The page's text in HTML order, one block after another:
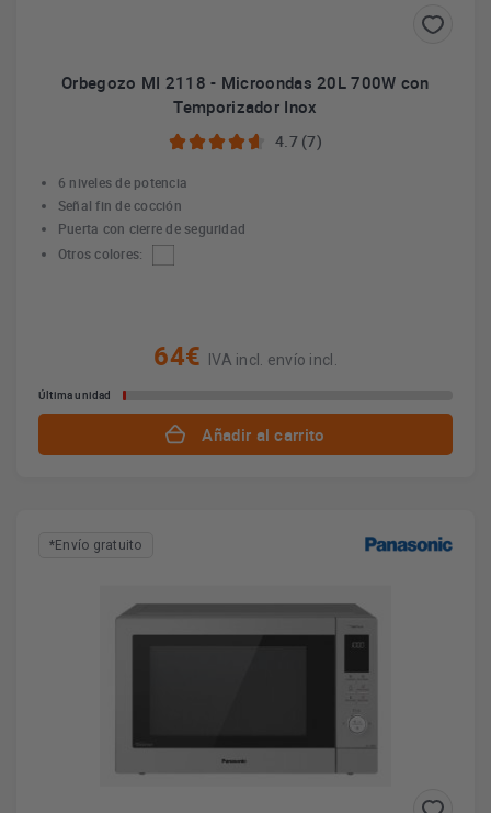
Orbegozo MI 2118 - Microondas 20L 700W con
Temporizador Inox
4.7 (7)
6 niveles de potencia
Señal fin de cocción
Puerta con cierre de seguridad
Otros colores:
64€ IVA incl. envío incl.
Última unidad
Añadir al carrito
*Envío gratuito